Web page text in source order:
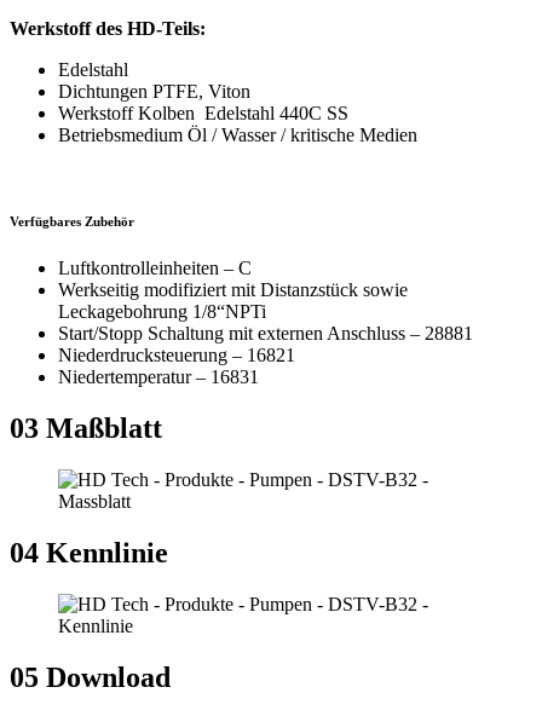
Werkstoff des HD-Teils:
Edelstahl
Dichtungen PTFE, Viton
Werkstoff Kolben Edelstahl 440C SS
Betriebsmedium Öl / Wasser / kritische Medien
Verfügbares Zubehör
Luftkontrolleinheiten – C
Werkseitig modifiziert mit Distanzstück sowie
Leckagebohrung 1/8“NPTi
Start/Stopp Schaltung mit externen Anschluss – 28881
Niederdrucksteuerung – 16821
Niedertemperatur – 16831
03 Maßblatt
04 Kennlinie
05 Download